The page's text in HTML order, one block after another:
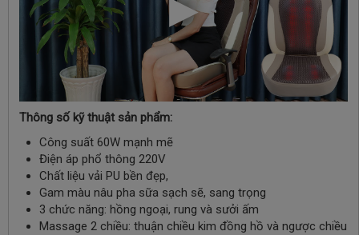
Thông số kỹ thuật sản phẩm:
Công suất 60W mạnh mẽ
Điện áp phổ thông 220V
Chất liệu vải PU bền đẹp,
Gam màu nâu pha sữa sạch sẽ, sang trọng
3 chức năng: hồng ngoại, rung và sưởi ấm
Massage 2 chiều: thuận chiều kim đồng hồ và ngược chiều